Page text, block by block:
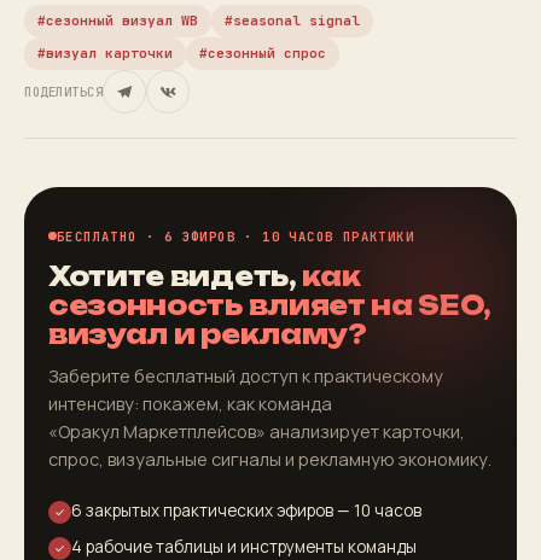
сезонный визуал WB
seasonal signal
визуал карточки
сезонный спрос
ПОДЕЛИТЬСЯ
БЕСПЛАТНО · 6 ЭФИРОВ · 10 ЧАСОВ ПРАКТИКИ
Хотите видеть, как
сезонность влияет на SEO,
визуал и рекламу?
Заберите бесплатный доступ к практическому
интенсиву: покажем, как команда
«Оракул Маркетплейсов» анализирует карточки,
спрос, визуальные сигналы и рекламную экономику.
✓ 6 закрытых практических эфиров — 10 часов
✓ 4 рабочие таблицы и инструменты команды